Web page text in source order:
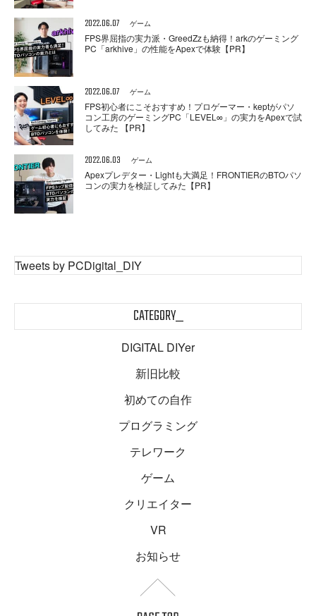
2022.06.07 ゲーム
FPS界屈指の実力派・GreedZzも納得！arkのゲーミング
PC「arkhive」の性能をApexで体験【PR】
2022.06.07 ゲーム
FPS初心者にこそおすすめ！プロゲーマー・keptがパソ
コン工房のゲーミングPC「LEVEL∞」の実力をApexで試
してみた 【PR】
2022.06.03 ゲーム
Apexプレデター・Lightも大満足！FRONTIERのBTOパソ
コンの実力を検証してみた【PR】
Tweets by PCDigital_DIY
CATEGORY_
DIGITAL DIYer
新旧比較
初めての自作
プログラミング
テレワーク
ゲーム
クリエイター
VR
お知らせ